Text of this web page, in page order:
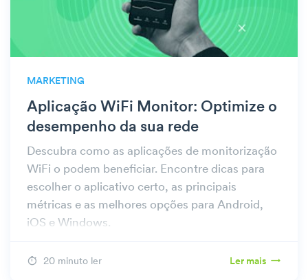
MARKETING
Aplicação WiFi Monitor: Optimize o
desempenho da sua rede
Descubra como as aplicações de monitorização
WiFi o podem beneficiar. Encontre dicas para
escolher o aplicativo certo, as principais
métricas e as melhores opções para Android,
iOS e Windows.
20 minuto ler Ler mais